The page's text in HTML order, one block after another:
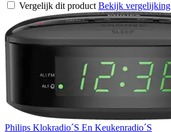
Vergelijk dit product Bekijk vergelijking
Philips Klokradio´S En Keukenradio´S